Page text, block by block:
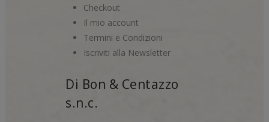
Checkout
Il mio account
Termini e Condizioni
Iscriviti alla Newsletter
Di Bon & Centazzo
s.n.c.